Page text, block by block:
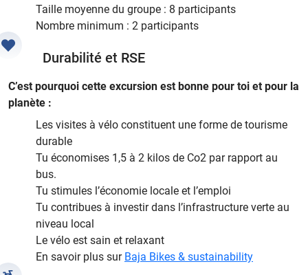
Taille moyenne du groupe : 8 participants
Nombre minimum : 2 participants
Durabilité et RSE
C’est pourquoi cette excursion est bonne pour toi et pour la
planète :
Les visites à vélo constituent une forme de tourisme
durable
Tu économises 1,5 à 2 kilos de Co2 par rapport au
bus.
Tu stimules l’économie locale et l’emploi
Tu contribues à investir dans l’infrastructure verte au
niveau local
Le vélo est sain et relaxant
En savoir plus sur Baja Bikes & sustainability